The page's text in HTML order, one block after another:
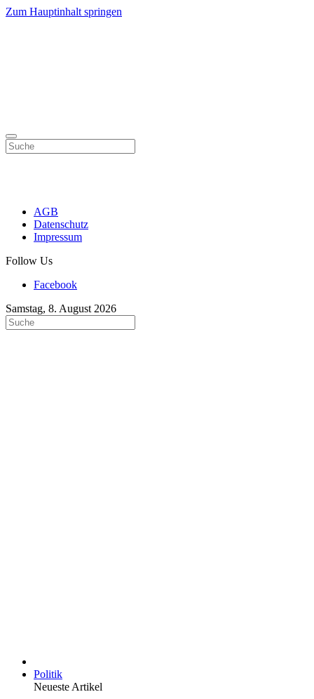
Zum Hauptinhalt springen
AGB
Datenschutz
Impressum
Follow Us
Facebook
Samstag, 8. August 2026
Politik
Neueste Artikel